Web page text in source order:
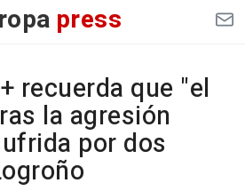
press
recuerda que "el
la agresión
por dos